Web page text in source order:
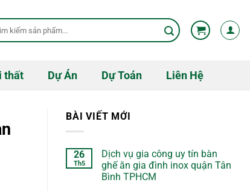
thất Dự Án Dự Toán Liên Hệ
BÀI VIẾT MỚI
26
Th5
Dịch vụ gia công uy tín bàn
ghế ăn gia đình inox quận Tân
Bình TPHCM